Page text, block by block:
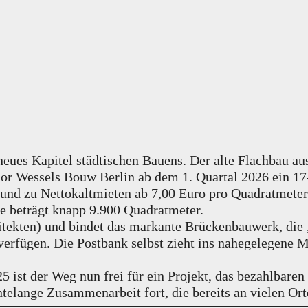
Kapitel städtischen Bauens. Der alte Flachbau
Bouw Berlin ab dem 1. Quartal 2026 ein
zu Nettokaltmieten ab 7,00 Euro pro
beträgt knapp 9.900 Quadratmeter.
und bindet das markante Brückenbauwerk, die
Die Postbank selbst zieht ins
ist der Weg nun frei für ein Projekt, das
Zusammenarbeit fort, die bereits an vielen